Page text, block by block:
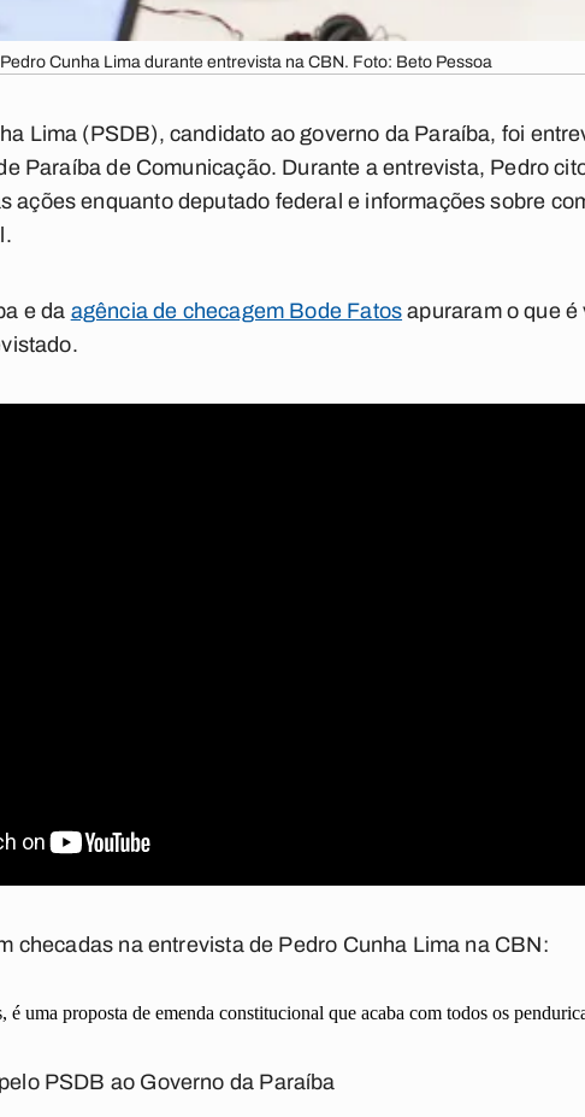
Pedro Cunha Lima durante entrevista na CBN. Foto: Beto Pessoa
Lima (PSDB), candidato ao governo da Paraíba, foi
Paraíba de Comunicação. Durante a entrevista, Pedro
ações enquanto deputado federal e informações sobre
e da agência de checagem Bode Fatos apuraram o que é
checadas na entrevista de Pedro Cunha Lima na CBN:
uma proposta de emenda constitucional que acaba com todos os
PSDB ao Governo da Paraíba